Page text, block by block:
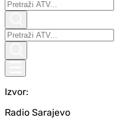
Izvor:
Radio Sarajevo